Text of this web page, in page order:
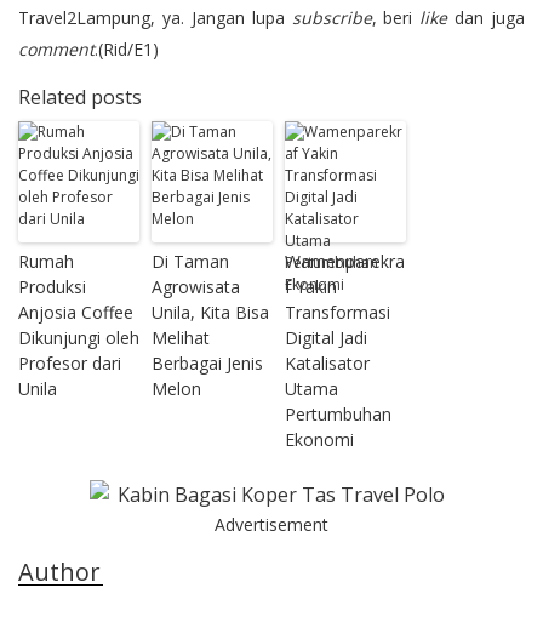
Travel2Lampung, ya. Jangan lupa subscribe, beri likedan juga
comment.(Rid/E1)
Related posts
Rumah
Produksi
Anjosia Coffee
Dikunjungi oleh
Profesor dari
Unila
Di Taman
Agrowisata
Unila, Kita Bisa
Melihat
Berbagai Jenis
Melon
Wamenparekra
f Yakin
Transformasi
Digital Jadi
Katalisator
Utama
Pertumbuhan
Ekonomi
Advertisement
Author